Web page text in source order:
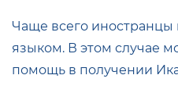
Чаще всего иностранцы
языком. В этом случае
помощь в получении